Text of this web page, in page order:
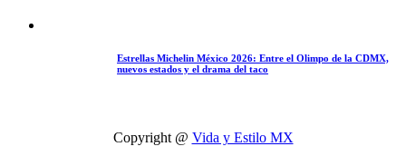
Estrellas Michelin México 2026: Entre el Olimpo de la CDMX,
nuevos estados y el drama del taco
Copyright @ Vida y Estilo MX